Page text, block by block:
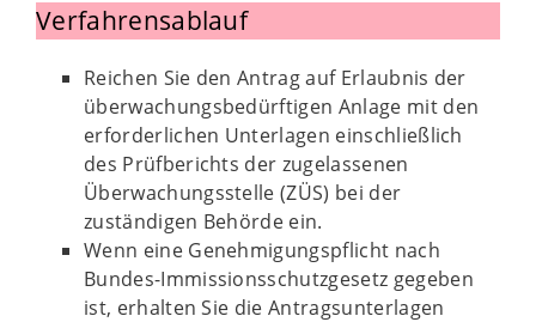
Verfahrensablauf
Reichen Sie den Antrag auf Erlaubnis der
überwachungsbedürftigen Anlage mit den
erforderlichen Unterlagen einschließlich
des Prüfberichts der zugelassenen
Überwachungsstelle (ZÜS) bei der
zuständigen Behörde ein.
Wenn eine Genehmigungspflicht nach
Bundes-Immissionsschutzgesetz gegeben
ist, erhalten Sie die Antragsunterlagen